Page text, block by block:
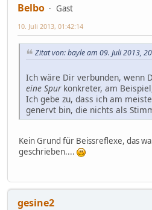
Belbo
Gast
10. Juli 2013, 01:42:14
Zitat von: bayle am 09. Juli 2013,
Ich wäre Dir verbunden, wenn
eine Spurkonkreter, am
Ich gebe zu, dass ich am
genervt bin, die nichts als
Kein Grund für Beissreflexe, das
geschrieben....
gesine2